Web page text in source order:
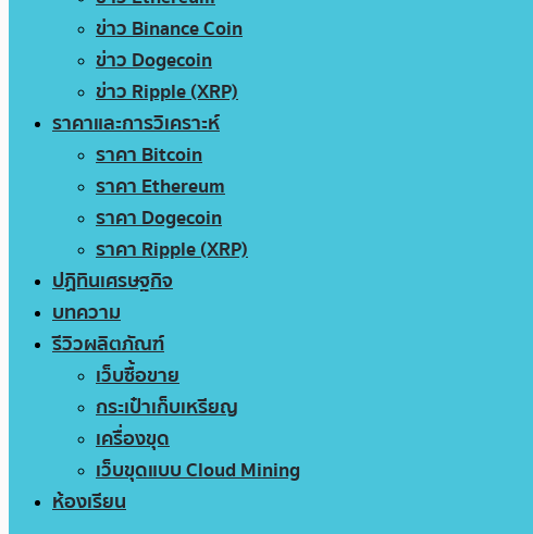
ข่าว Binance Coin
ข่าว Dogecoin
ข่าว Ripple (XRP)
ราคาและการวิเคราะห์
ราคา Bitcoin
ราคา Ethereum
ราคา Dogecoin
ราคา Ripple (XRP)
ปฏิทินเศรษฐกิจ
บทความ
รีวิวผลิตภัณฑ์
เว็บซื้อขาย
กระเป๋าเก็บเหรียญ
เครื่องขุด
เว็บขุดแบบ Cloud Mining
ห้องเรียน